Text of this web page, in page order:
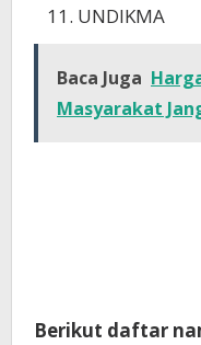
UNDIKMA
Baca Juga
Masyarakat
Berikut daftar